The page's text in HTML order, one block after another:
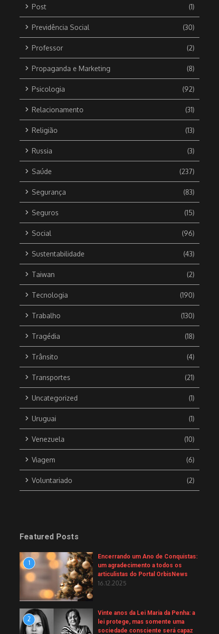
Post (1)
Previdência Social (30)
Professor (2)
Propaganda e Marketing (8)
Psicologia (92)
Relacionamento (31)
Religião (13)
Russia (3)
Saúde (237)
Segurança (83)
Seguros (15)
Social (96)
Sustentabilidade (43)
Taiwan (2)
Tecnologia (190)
Trabalho (130)
Tragédia (18)
Trânsito (4)
Transportes (21)
Uncategorized (1)
Uruguai (1)
Venezuela (10)
Viagem (6)
Voluntariado (2)
Featured Posts
1
Encerrando um Ano de Conquistas:
um agradecimento a todos os
articulistas do Portal OrbisNews
16.12.2025
2
Vinte anos da Lei Maria da Penha: a
lei protege, mas somente uma
sociedade consciente será capaz